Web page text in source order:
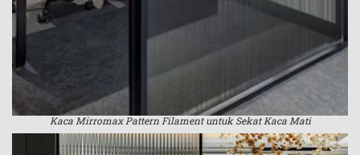
Kaca Mirromax Pattern Filament untuk Sekat Kaca Mati